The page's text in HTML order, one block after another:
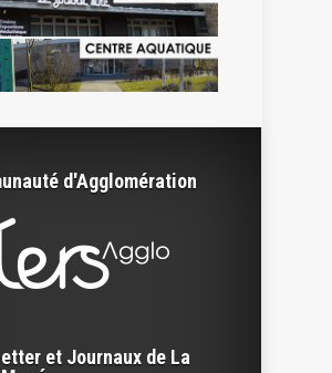
d'Agglomération
et Journaux de La